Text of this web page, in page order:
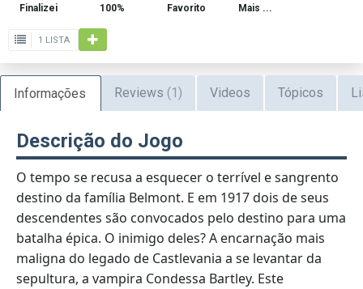
Finalizei 100% Favorito Mais ...
1 LISTA
Informações Reviews (1) Videos Tópicos
Descrição do Jogo
O tempo se recusa a esquecer o terrível e sangrento
destino da família Belmont. E em 1917 dois de seus
descendentes são convocados pelo destino para uma
batalha épica. O inimigo deles? A encarnação mais
maligna do legado de Castlevania a se levantar da
sepultura, a vampira Condessa Bartley. Este